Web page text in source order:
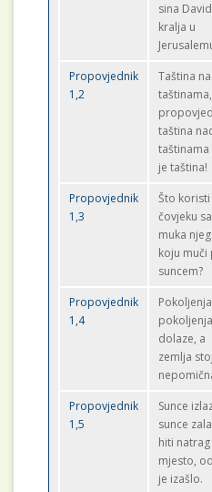
sina
kralja u
Propovjednik
1,2
Taština
taština
taštinama
je taština!
Propovjednik
1,3
Što koristi
čovjeku sa
muka
koju muči
suncem?
Propovjednik
1,4
pokoljenja
dolaze, a
zemlja
Propovjednik
1,5
Sunce
sunce
hiti natrag
mjesto,
je izašlo.